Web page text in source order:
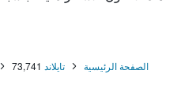
الصفحة الرئيسية تايلاند 73,741